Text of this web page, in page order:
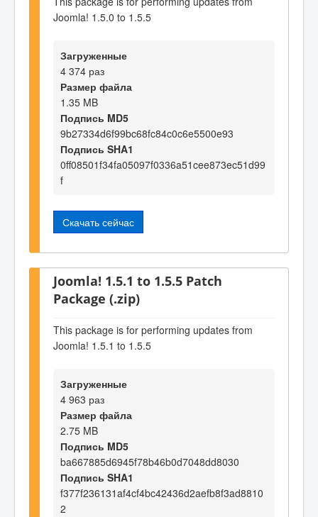
Joomla! 1.5.0 to 1.5.5
Загруженные
4 374 раз
Размер файла
1.35 MB
Подпись MD5
9b27334d6f99bc68fc84c0c6e5500e93
Подпись SHA1
0ff08501f34fa05097f0336a51cee873ec51d99
f
Скачать сейчас
Joomla! 1.5.1 to 1.5.5 Patch
Package (.zip)
This package is for performing updates from
Joomla! 1.5.1 to 1.5.5
Загруженные
4 963 раз
Размер файла
2.75 MB
Подпись MD5
ba667885d6945f78b46b0d7048dd8030
Подпись SHA1
f377f236131af4cf4bc42436d2aefb8f3ad8810
2